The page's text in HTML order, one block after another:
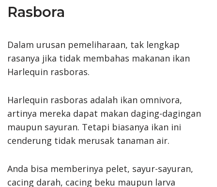
Rasbora
Dalam urusan pemeliharaan, tak lengkap
rasanya jika tidak membahas makanan ikan
Harlequin rasboras.
Harlequin rasboras adalah ikan omnivora,
artinya mereka dapat makan daging-dagingan
maupun sayuran. Tetapi biasanya ikan ini
cenderung tidak merusak tanaman air.
Anda bisa memberinya pelet, sayur-sayuran,
cacing darah, cacing beku maupun larva